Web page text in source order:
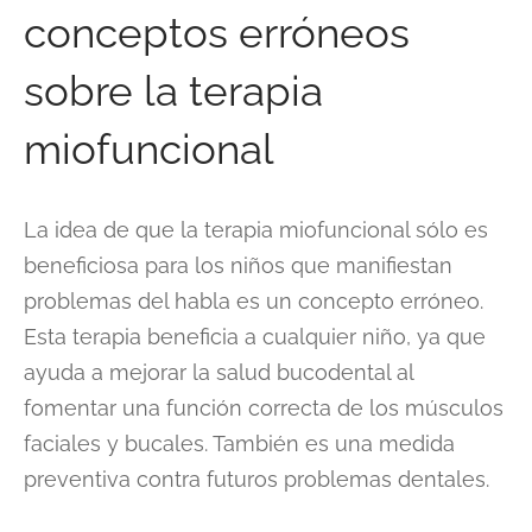
conceptos erróneos
sobre la terapia
miofuncional
La idea de que la terapia miofuncional sólo es
beneficiosa para los niños que manifiestan
problemas del habla es un concepto erróneo.
Esta terapia beneficia a cualquier niño, ya que
ayuda a mejorar la salud bucodental al
fomentar una función correcta de los músculos
faciales y bucales. También es una medida
preventiva contra futuros problemas dentales.